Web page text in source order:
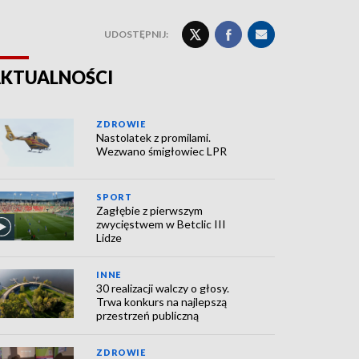
UDOSTĘPNIJ:
ZDROWIE
Nastolatek z promilami.
Wezwano śmigłowiec LPR
SPORT
Zagłębie z pierwszym
zwycięstwem w Betclic III
Lidze
INNE
30 realizacji walczy o głosy.
Trwa konkurs na najlepszą
przestrzeń publiczną
ZDROWIE